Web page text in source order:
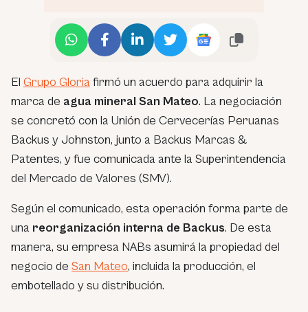
El Grupo Gloria firmó un acuerdo para adquirir la
marca de agua mineral San Mateo. La negociación
se concretó con la Unión de Cervecerías Peruanas
Backus y Johnston, junto a Backus Marcas &
Patentes, y fue comunicada ante la Superintendencia
del Mercado de Valores (SMV).
Según el comunicado, esta operación forma parte de
una reorganización interna de Backus. De esta
manera, su empresa NABs asumirá la propiedad del
negocio de San Mateo, incluida la producción, el
embotellado y su distribución.